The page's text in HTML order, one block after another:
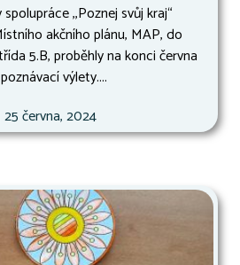
,,Poznej svůj kraj“
akčního plánu, MAP, do
5.B, proběhly na konci června
výlety....
25 června, 2024